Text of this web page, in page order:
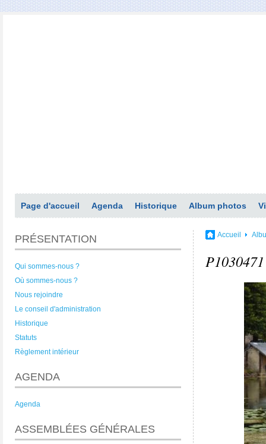
Page d'accueil Agenda Historique Album photos
PRÉSENTATION
Qui sommes-nous ?
Où sommes-nous ?
Nous rejoindre
Le conseil d'administration
Historique
Statuts
Règlement intérieur
AGENDA
Agenda
ASSEMBLÉES GÉNÉRALES
Accueil
P1030471